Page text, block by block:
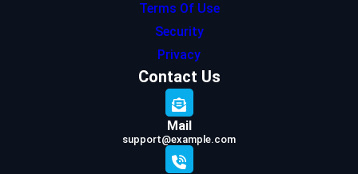
Terms Of Use
Security
Privacy
Contact Us
Mail
support@example.com